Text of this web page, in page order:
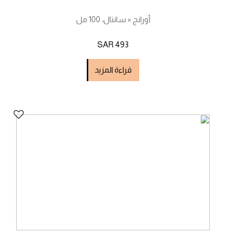
أورانج × سانتال، 100 مل
SAR 493
قراءة المزيد